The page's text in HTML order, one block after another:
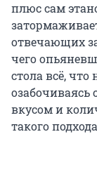
плюс сам
отвечающих
чего
стола всё, что
озабочиваясь
вкусом и
такого